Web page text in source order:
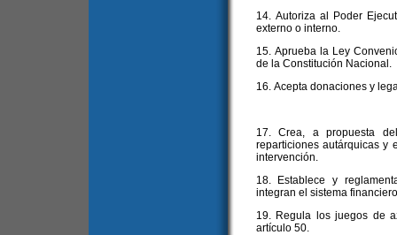
14. Autoriza al Poder
externo o interno.
15. Aprueba la Ley
de la Constitución Nacional.
16. Acepta donaciones y
17. Crea, a propuesta
reparticiones autárquicas y
intervención.
18. Establece y
integran el sistema
19. Regula los juegos de
artículo 50.